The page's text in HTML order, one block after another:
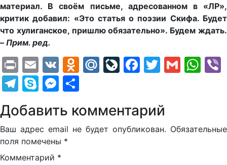
материал. В своём письме, адресованном в «ЛР»,
критик добавил: «Это статья о поэзии Скифа. Будет
что хулиганское, пришлю обязательно». Будем ждать.
– Прим. ред.
PrintEmail
VK Odnoklassniki
Mail.Ru
LiveJournal
Facebook
Twitter
Gmail
Telegram
SkypeMessenger
Добавить комментарий
Ваш адрес email не будет опубликован. Обязательные
поля помечены *
Комментарий *